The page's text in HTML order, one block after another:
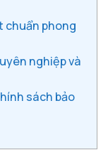
chuẩn phong
nghiệp và
sách bảo